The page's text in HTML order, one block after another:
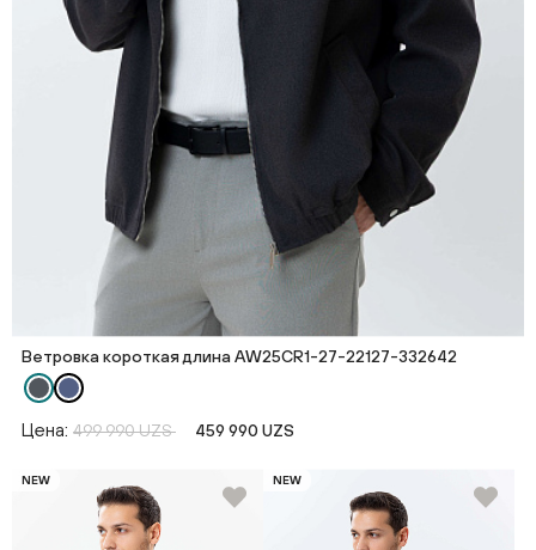
Ветровка короткая длина AW25CR1-27-22127-332642
Цена: 499 990 UZS 459 990 UZS
NEW NEW